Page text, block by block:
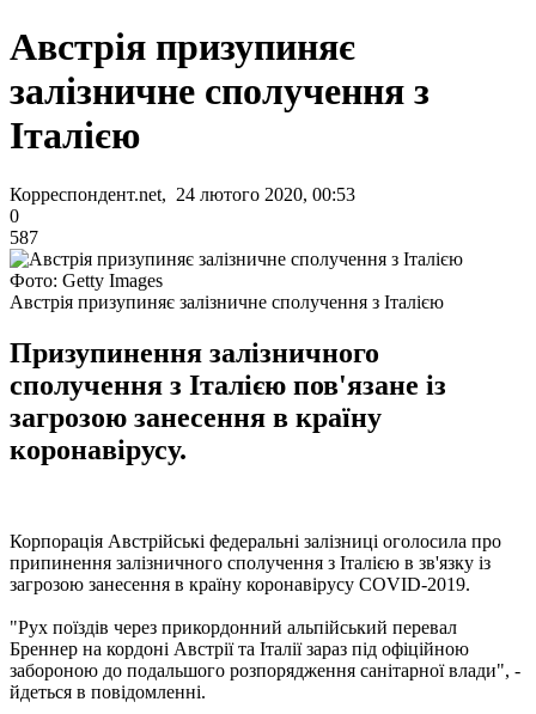
Австрія призупиняє
залізничне сполучення з
Італією
Корреспондент.net, 24 лютого 2020, 00:53
0
587
Фото: Getty Images
Австрія призупиняє залізничне сполучення з Італією
Призупинення залізничного
сполучення з Італією пов'язане із
загрозою занесення в країну
коронавірусу.
Корпорація Австрійські федеральні залізниці оголосила про
припинення залізничного сполучення з Італією в зв'язку із
загрозою занесення в країну коронавірусу COVID-2019.
"Рух поїздів через прикордонний альпійський перевал
Бреннер на кордоні Австрії та Італії зараз під офіційною
забороною до подальшого розпорядження санітарної влади", -
йдеться в повідомленні.